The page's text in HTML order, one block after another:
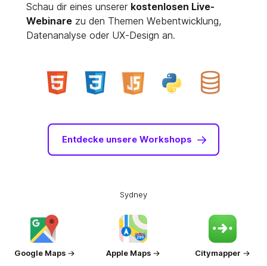
Schau dir eines unserer kostenlosen Live-
Webinare zu den Themen Webentwicklung,
Datenanalyse oder UX-Design an.
Entdecke unsere Workshops
Sydney
Google Maps Apple Maps Citymapper